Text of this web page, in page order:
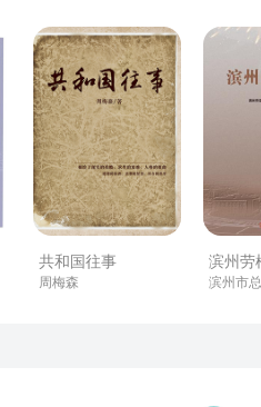
共和国往事
周梅森
滨州劳
滨州市